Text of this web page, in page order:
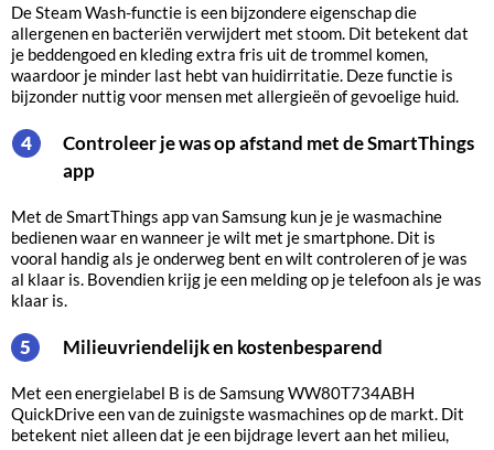
De Steam Wash-functie is een bijzondere eigenschap die
allergenen en bacteriën verwijdert met stoom. Dit betekent dat
je beddengoed en kleding extra fris uit de trommel komen,
waardoor je minder last hebt van huidirritatie. Deze functie is
bijzonder nuttig voor mensen met allergieën of gevoelige huid.
4
Controleer je was op afstand met de SmartThings
app
Met de SmartThings app van Samsung kun je je wasmachine
bedienen waar en wanneer je wilt met je smartphone. Dit is
vooral handig als je onderweg bent en wilt controleren of je was
al klaar is. Bovendien krijg je een melding op je telefoon als je was
klaar is.
5 Milieuvriendelijk en kostenbesparend
Met een energielabel B is de Samsung WW80T734ABH
QuickDrive een van de zuinigste wasmachines op de markt. Dit
betekent niet alleen dat je een bijdrage levert aan het milieu,